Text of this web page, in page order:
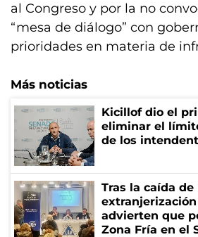
al Congreso y por la no
“mesa de diálogo” con
prioridades en materia de
Más noticias
Kicillof dio el
eliminar el
de los
Tras la caída de
advierten que
Zona Fría en el